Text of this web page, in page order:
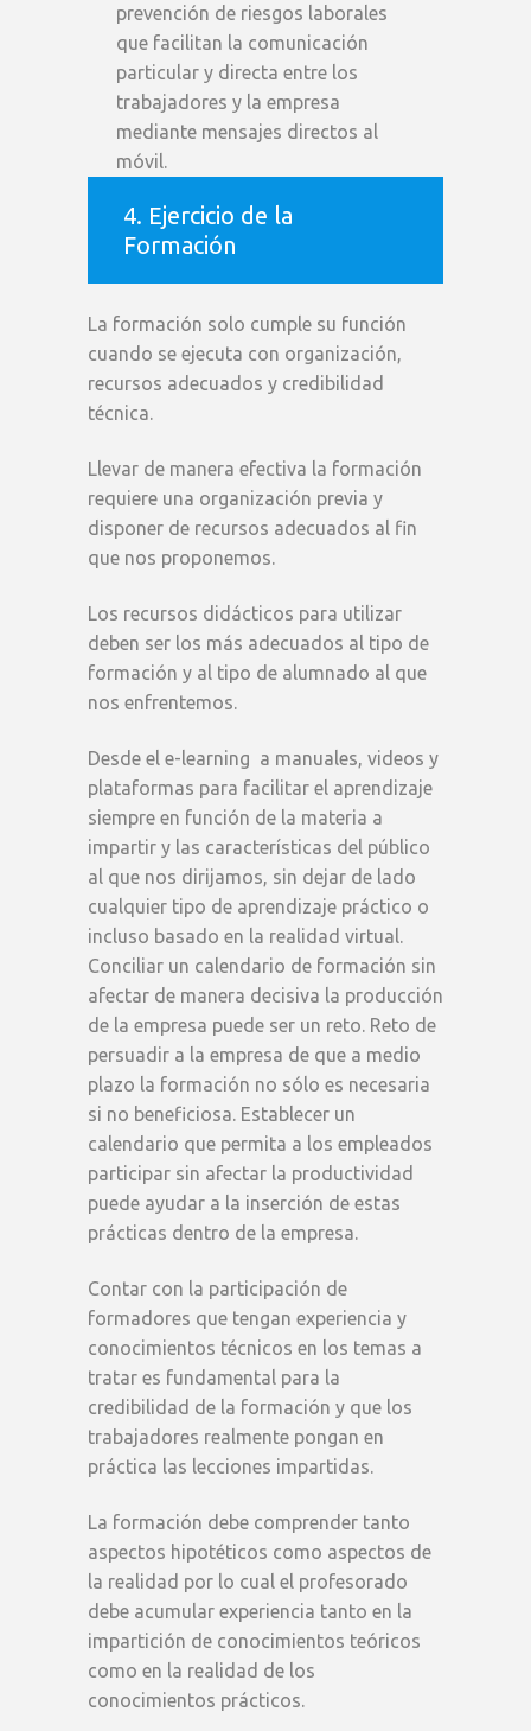
prevención de riesgos laborales
que facilitan la comunicación
particular y directa entre los
trabajadores y la empresa
mediante mensajes directos al
móvil.
4. Ejercicio de la
Formación
La formación solo cumple su función
cuando se ejecuta con organización,
recursos adecuados y credibilidad
técnica.
Llevar de manera efectiva la formación
requiere una organización previa y
disponer de recursos adecuados al fin
que nos proponemos.
Los recursos didácticos para utilizar
deben ser los más adecuados al tipo de
formación y al tipo de alumnado al que
nos enfrentemos.
Desde el e-learning a manuales, videos y
plataformas para facilitar el aprendizaje
siempre en función de la materia a
impartir y las características del público
al que nos dirijamos, sin dejar de lado
cualquier tipo de aprendizaje práctico o
incluso basado en la realidad virtual.
Conciliar un calendario de formación sin
afectar de manera decisiva la producción
de la empresa puede ser un reto. Reto de
persuadir a la empresa de que a medio
plazo la formación no sólo es necesaria
si no beneficiosa. Establecer un
calendario que permita a los empleados
participar sin afectar la productividad
puede ayudar a la inserción de estas
prácticas dentro de la empresa.
Contar con la participación de
formadores que tengan experiencia y
conocimientos técnicos en los temas a
tratar es fundamental para la
credibilidad de la formación y que los
trabajadores realmente pongan en
práctica las lecciones impartidas.
La formación debe comprender tanto
aspectos hipotéticos como aspectos de
la realidad por lo cual el profesorado
debe acumular experiencia tanto en la
impartición de conocimientos teóricos
como en la realidad de los
conocimientos prácticos.